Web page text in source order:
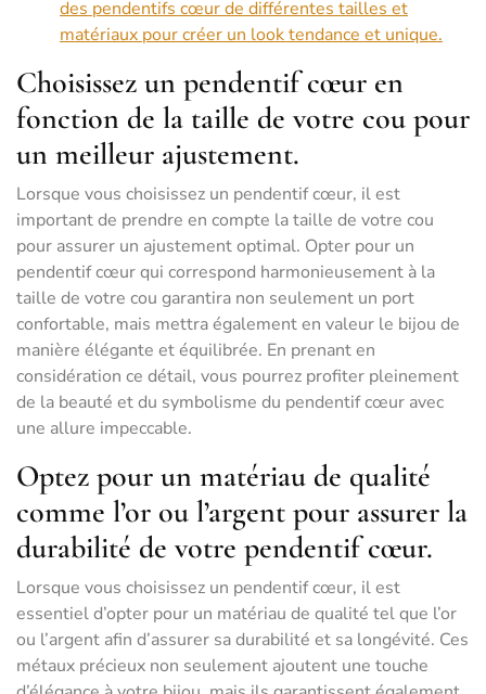
des pendentifs cœur de différentes tailles et
matériaux pour créer un look tendance et unique.
Choisissez un pendentif cœur en
fonction de la taille de votre cou pour
un meilleur ajustement.
Lorsque vous choisissez un pendentif cœur, il est
important de prendre en compte la taille de votre cou
pour assurer un ajustement optimal. Opter pour un
pendentif cœur qui correspond harmonieusement à la
taille de votre cou garantira non seulement un port
confortable, mais mettra également en valeur le bijou de
manière élégante et équilibrée. En prenant en
considération ce détail, vous pourrez profiter pleinement
de la beauté et du symbolisme du pendentif cœur avec
une allure impeccable.
Optez pour un matériau de qualité
comme l’or ou l’argent pour assurer la
durabilité de votre pendentif cœur.
Lorsque vous choisissez un pendentif cœur, il est
essentiel d’opter pour un matériau de qualité tel que l’or
ou l’argent afin d’assurer sa durabilité et sa longévité. Ces
métaux précieux non seulement ajoutent une touche